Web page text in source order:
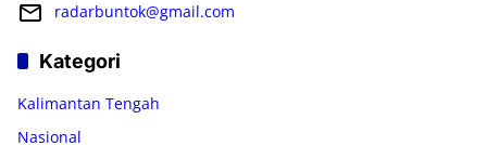
radarbuntok@gmail.com
Kategori
Kalimantan Tengah
Nasional